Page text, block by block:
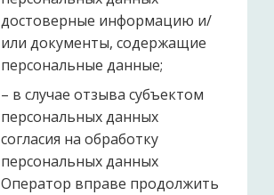
достоверные информацию и/
или документы, содержащие
персональные данные;
– в случае отзыва субъектом
персональных данных
согласия на обработку
персональных данных
Оператор вправе продолжить